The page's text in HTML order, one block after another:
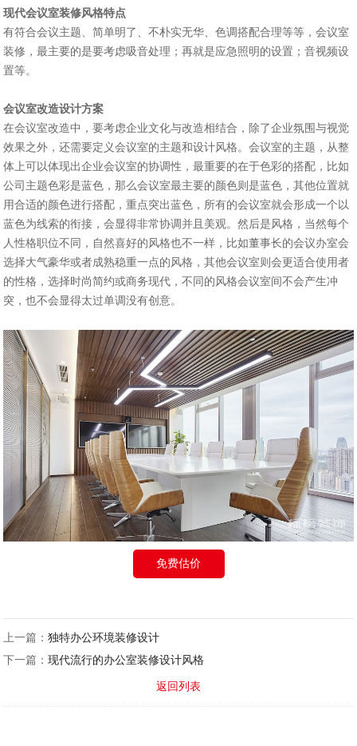
现代会议室装修风格特点
有符合会议主题、简单明了、不朴实无华、色调搭配合理等等，会议室
装修，最主要的是要考虑吸音处理；再就是应急照明的设置；音视频设
置等。
会议室改造设计方案
在会议室改造中，要考虑企业文化与改造相结合，除了企业氛围与视觉
效果之外，还需要定义会议室的主题和设计风格。会议室的主题，从整
体上可以体现出企业会议室的协调性，最重要的在于色彩的搭配，比如
公司主题色彩是蓝色，那么会议室最主要的颜色则是蓝色，其他位置就
用合适的颜色进行搭配，重点突出蓝色，所有的会议室就会形成一个以
蓝色为线索的衔接，会显得非常协调并且美观。然后是风格，当然每个
人性格职位不同，自然喜好的风格也不一样，比如董事长的会议办室会
选择大气豪华或者成熟稳重一点的风格，其他会议室则会更适合使用者
的性格，选择时尚简约或商务现代，不同的风格会议室间不会产生冲
突，也不会显得太过单调没有创意。
免费估价
上一篇：独特办公环境装修设计
下一篇：现代流行的办公室装修设计风格
返回列表